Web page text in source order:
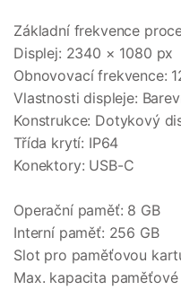
Základní frekvence
Displej: 2340 × 1080 px
Obnovovací frekvence:
Vlastnosti displeje:
Konstrukce: Dotykový
Třída krytí: IP64
Konektory: USB-C
Operační paměť: 8 GB
Interní paměť: 256 GB
Slot pro paměťovou
Max. kapacita